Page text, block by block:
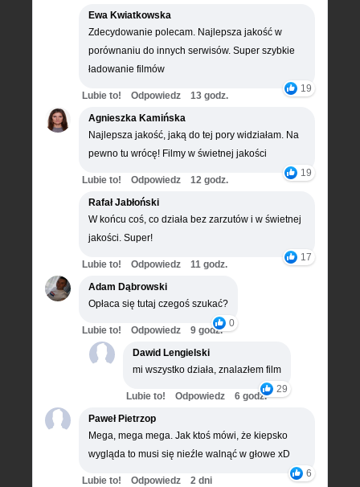
Ewa Kwiatkowska
Zdecydowanie polecam. Najlepsza jakość w
porównaniu do innych serwisów. Super szybkie
ładowanie filmów
19
Lubie to! Odpowiedz
13 godz.
Agnieszka Kamińska
Najlepsza jakość, jaką do tej pory widziałam. Na
pewno tu wrócę! Filmy w świetnej jakości
19
Lubie to! Odpowiedz
12 godz.
Rafał Jabłoński
W końcu coś, co działa bez zarzutów i w świetnej
jakości. Super!
17
Lubie to! Odpowiedz
11 godz.
Adam Dąbrowski
Opłaca się tutaj czegoś szukać?
0
Lubie to! Odpowiedz
9 godz.
Dawid Lengielski
mi wszystko działa, znalazłem film
29
Lubie to! Odpowiedz
6 godz.
Paweł Pietrzop
Mega, mega mega. Jak ktoś mówi, że kiepsko
wygląda to musi się nieźle walnąć w głowe xD
6
Lubie to! Odpowiedz
2 dni